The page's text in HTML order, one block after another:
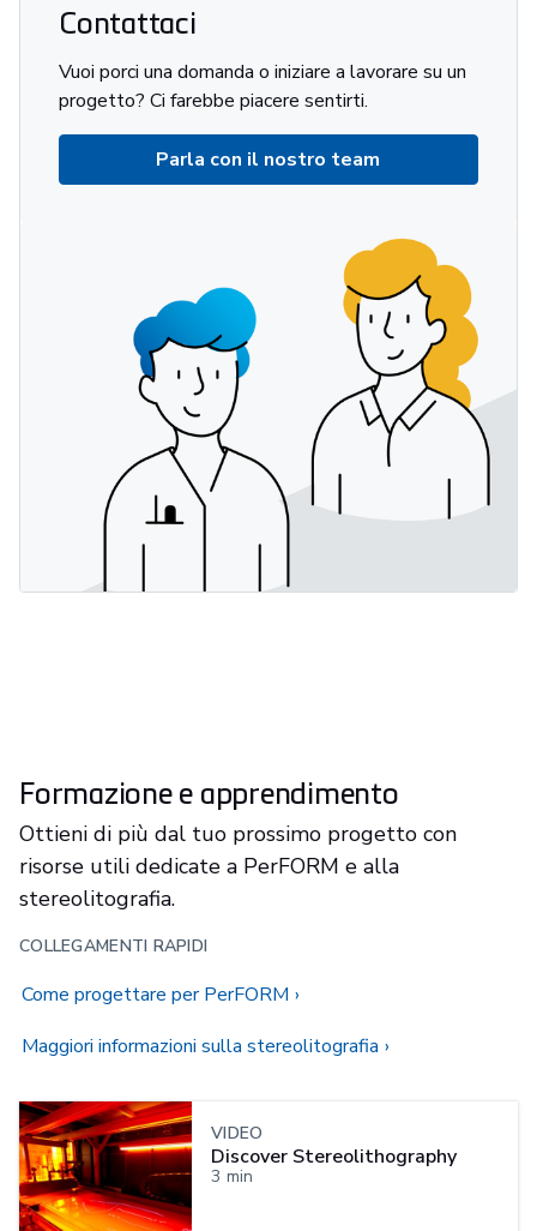
Contattaci
Vuoi porci una domanda o iniziare a lavorare su un
progetto? Ci farebbe piacere sentirti.
Parla con il nostro team
Formazione e apprendimento
Ottieni di più dal tuo prossimo progetto con
risorse utili dedicate a PerFORM e alla
stereolitografia.
COLLEGAMENTI RAPIDI
Come progettare per PerFORM
Maggiori informazioni sulla stereolitografia
VIDEO
Discover Stereolithography
3 min